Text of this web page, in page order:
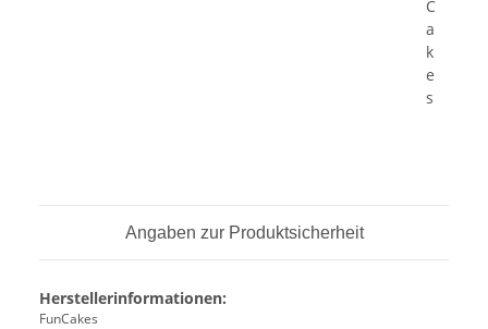
C
a
k
e
s
Angaben zur Produktsicherheit
Herstellerinformationen:
FunCakes